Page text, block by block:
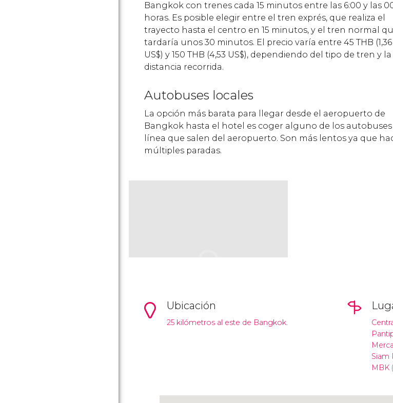
Bangkok con trenes cada 15 minutos entre las 6:00 y las
horas. Es posible elegir entre el tren exprés, que realiza el
trayecto hasta el centro en 15 minutos, y el tren normal
tardaría unos 30 minutos. El precio varía entre 45 THB (1,36
US$) y 150 THB (4,53 US$), dependiendo del tipo de tren y la
distancia recorrida.
Autobuses locales
La opción más barata para llegar desde el aeropuerto de
Bangkok hasta el hotel es coger alguno de los autobuses
línea que salen del aeropuerto. Son más lentos ya que
múltiples paradas.
Ubicación
25 kilómetros al este de Bangkok.
Siam
MBK